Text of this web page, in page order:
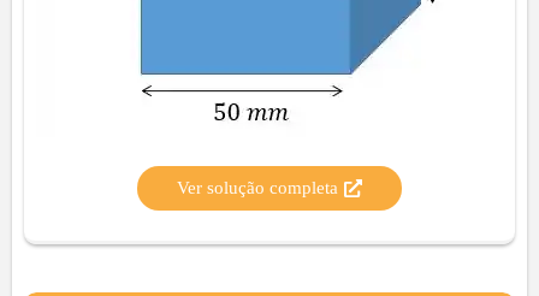
Ver solução completa